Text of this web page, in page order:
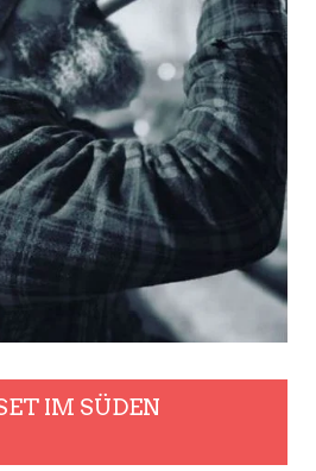
IM SÜDEN